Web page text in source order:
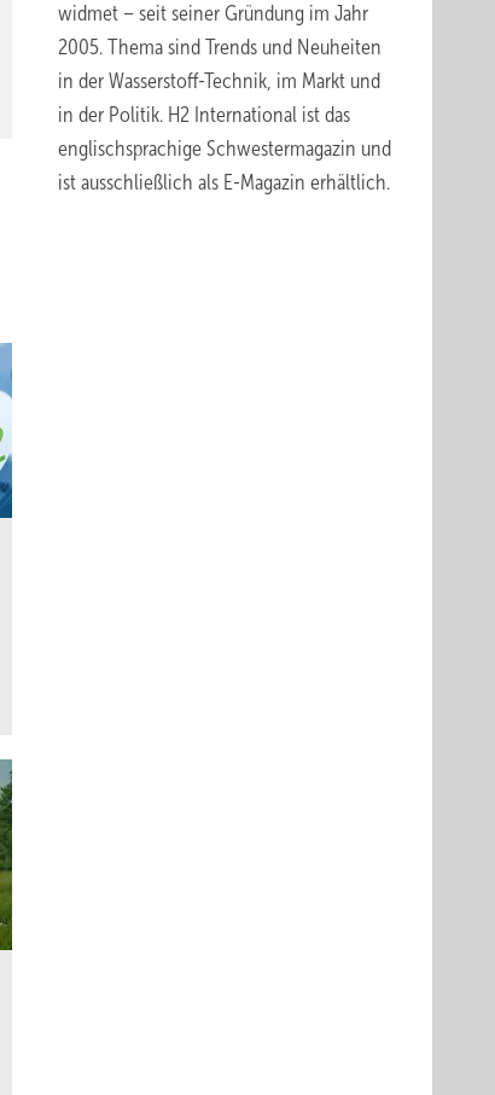
widmet – seit seiner Gründung im Jahr
2005. Thema sind Trends und Neuheiten
in der Wasserstoff-Technik, im Markt und
in der Politik. H2 International ist das
englischsprachige Schwestermagazin und
ist ausschließlich als E-Magazin erhältlich.